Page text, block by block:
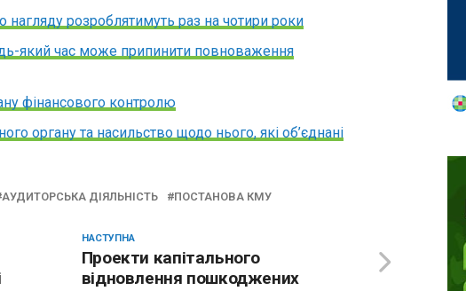
нагляду розроблятимуть раз на чотири роки
який час може припинити повноваження
фінансового контролю
органу та насильство щодо нього, які об’єднані
АУДИТОРСЬКА ДІЯЛЬНІСТЬ ПОСТАНОВА КМУ
НАСТУПНА
Проекти капітального
відновлення пошкоджених